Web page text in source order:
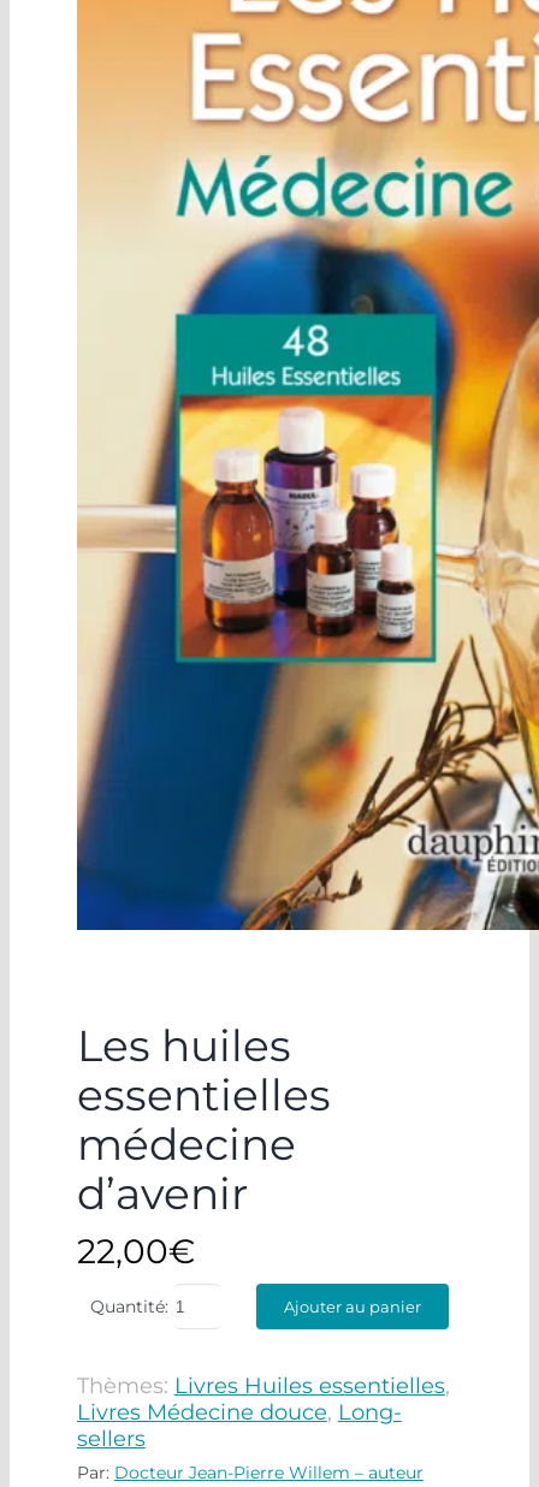
Les huiles
essentielles
médecine
d’avenir
22,00€
Quantité: Ajouter au panier
Thèmes: Livres Huiles essentielles,
Livres Médecine douce, Long-
sellers
Par: Docteur Jean-Pierre Willem – auteur